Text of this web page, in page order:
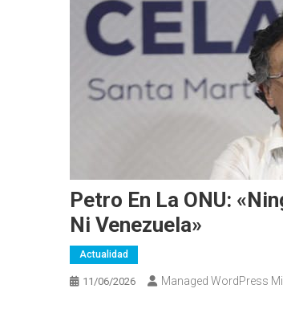
Petro En La ONU:
Ni Venezuela»
Actualidad
11/06/2026 Managed WordPress